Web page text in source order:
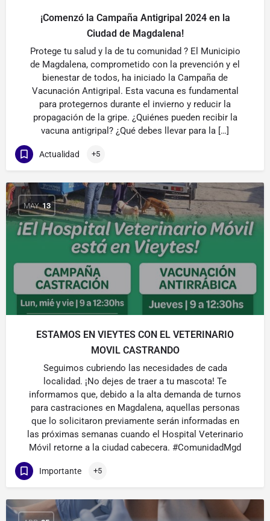
¡Comenzó la Campaña Antigripal 2024 en la
Ciudad de Magdalena!
Protege tu salud y la de tu comunidad ? El Municipio
de Magdalena, comprometido con la prevención y el
bienestar de todos, ha iniciado la Campaña de
Vacunación Antigripal. Esta vacuna es fundamental
para protegernos durante el invierno y reducir la
propagación de la gripe. ¿Quiénes pueden recibir la
vacuna antigripal? ¿Qué debes llevar para la […]
Actualidad +5
MAY 13
ESTAMOS EN VIEYTES CON EL VETERINARIO
MOVIL CASTRANDO
Seguimos cubriendo las necesidades de cada
localidad. ¡No dejes de traer a tu mascota! Te
informamos que, debido a la alta demanda de turnos
para castraciones en Magdalena, aquellas personas
que lo solicitaron previamente serán informadas en
las próximas semanas cuando el Hospital Veterinario
Móvil retorne a la ciudad cabecera. #ComunidadMgd
Importante +5